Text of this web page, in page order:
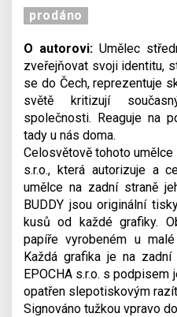
prodáno
O autorovi:Umělec
zveřejňovat svoji identitu,
se do Čech, reprezentuje
světě kritizují
společnosti. Reaguje na
tady u nás doma.
Celosvětově tohoto
s.r.o., která autorizuje a
umělce na zadní straně
BUDDY jsou originální
kusů od každé grafiky.
papíře vyrobeném u
Každá grafika je na
EPOCHA s.r.o. s
opatřen slepotiskovým
Signováno tužkou vpravo